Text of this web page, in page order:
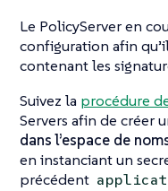
Le PolicyServer en
configuration afin
contenant les
Suivez la procédure
Servers afin de créer
dans l’espace de
en instanciant un
précédent